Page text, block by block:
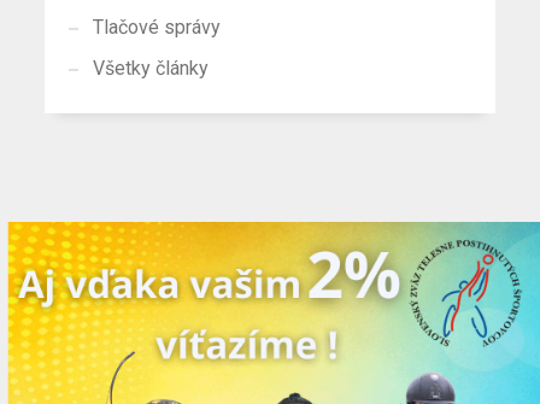
Tlačové správy
Všetky články